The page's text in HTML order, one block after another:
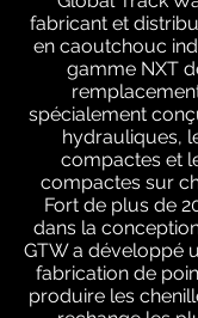
fabricant et
en caoutchouc
gamme NXT
spécialement
hydrauliques,
compactes et
compactes sur
Fort de plus de
dans la
GTW a développé
fabrication de
produire les